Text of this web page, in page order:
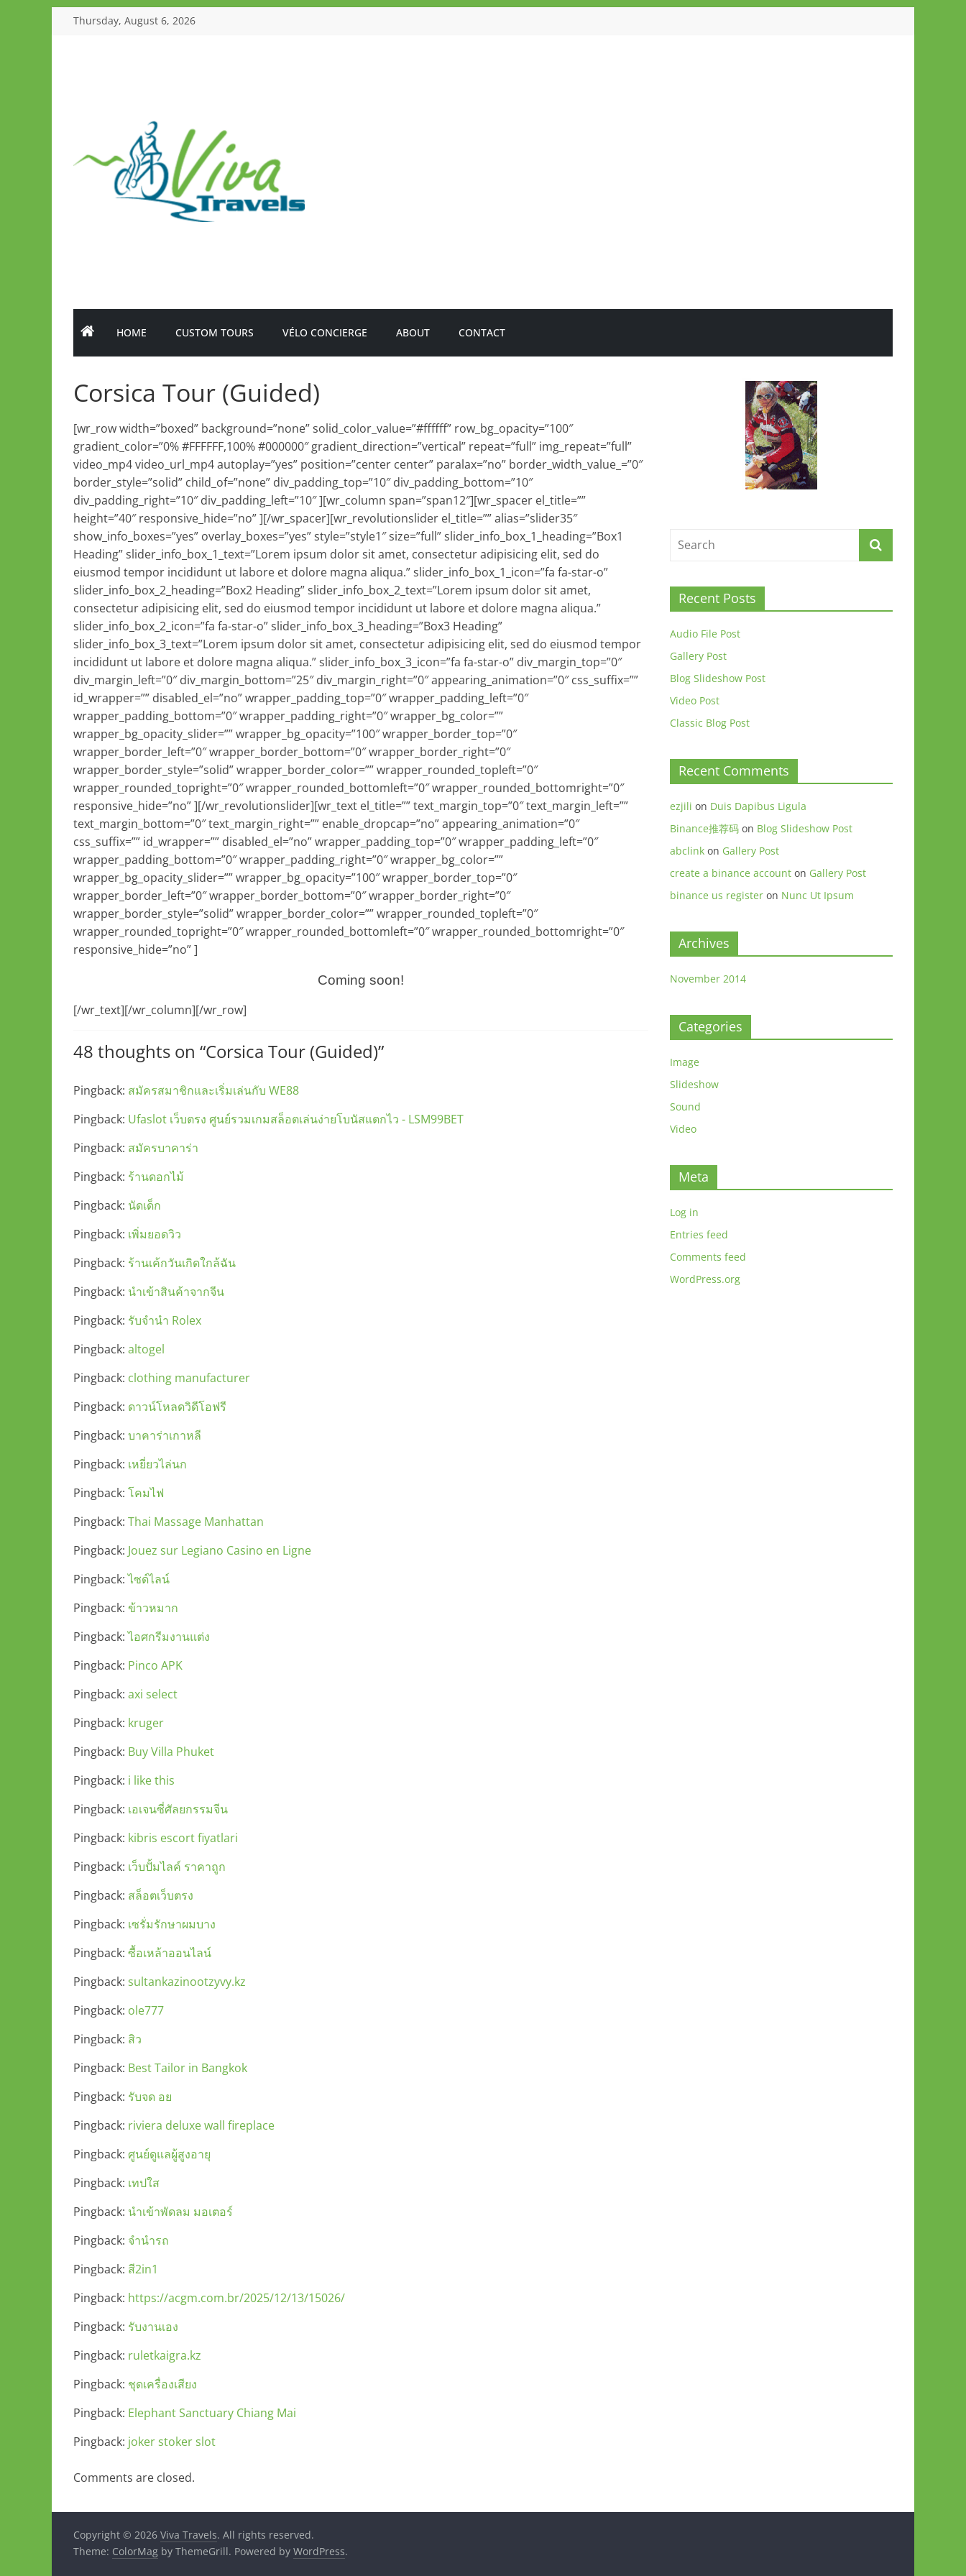
Thursday, August 6, 2026
Viva
Travels
HOME CUSTOM TOURS VÉLO CONCIERGE ABOUT CONTACT
Corsica Tour (Guided)
[wr_row width=”boxed” background=”none” solid_color_value=”#ffffff” row_bg_opacity=”100″
gradient_color=”0% #FFFFFF,100% #000000″ gradient_direction=”vertical” repeat=”full” img_repeat=”full”
video_mp4 video_url_mp4 autoplay=”yes” position=”center center” paralax=”no” border_width_value_=”0″
border_style=”solid” child_of=”none” div_padding_top=”10″ div_padding_bottom=”10″
div_padding_right=”10″ div_padding_left=”10″ ][wr_column span=”span12″][wr_spacer el_title=””
height=”40″ responsive_hide=”no” ][/wr_spacer][wr_revolutionslider el_title=”” alias=”slider35″
show_info_boxes=”yes” overlay_boxes=”yes” style=”style1″ size=”full” slider_info_box_1_heading=”Box1
Heading” slider_info_box_1_text=”Lorem ipsum dolor sit amet, consectetur adipisicing elit, sed do
eiusmod tempor incididunt ut labore et dolore magna aliqua.” slider_info_box_1_icon=”fa fa-star-o”
slider_info_box_2_heading=”Box2 Heading” slider_info_box_2_text=”Lorem ipsum dolor sit amet,
consectetur adipisicing elit, sed do eiusmod tempor incididunt ut labore et dolore magna aliqua.”
slider_info_box_2_icon=”fa fa-star-o” slider_info_box_3_heading=”Box3 Heading”
slider_info_box_3_text=”Lorem ipsum dolor sit amet, consectetur adipisicing elit, sed do eiusmod tempor
incididunt ut labore et dolore magna aliqua.” slider_info_box_3_icon=”fa fa-star-o” div_margin_top=”0″
div_margin_left=”0″ div_margin_bottom=”25″ div_margin_right=”0″ appearing_animation=”0″ css_suffix=””
id_wrapper=”” disabled_el=”no” wrapper_padding_top=”0″ wrapper_padding_left=”0″
wrapper_padding_bottom=”0″ wrapper_padding_right=”0″ wrapper_bg_color=””
wrapper_bg_opacity_slider=”” wrapper_bg_opacity=”100″ wrapper_border_top=”0″
wrapper_border_left=”0″ wrapper_border_bottom=”0″ wrapper_border_right=”0″
wrapper_border_style=”solid” wrapper_border_color=”” wrapper_rounded_topleft=”0″
wrapper_rounded_topright=”0″ wrapper_rounded_bottomleft=”0″ wrapper_rounded_bottomright=”0″
responsive_hide=”no” ][/wr_revolutionslider][wr_text el_title=”” text_margin_top=”0″ text_margin_left=””
text_margin_bottom=”0″ text_margin_right=”” enable_dropcap=”no” appearing_animation=”0″
css_suffix=”” id_wrapper=”” disabled_el=”no” wrapper_padding_top=”0″ wrapper_padding_left=”0″
wrapper_padding_bottom=”0″ wrapper_padding_right=”0″ wrapper_bg_color=””
wrapper_bg_opacity_slider=”” wrapper_bg_opacity=”100″ wrapper_border_top=”0″
wrapper_border_left=”0″ wrapper_border_bottom=”0″ wrapper_border_right=”0″
wrapper_border_style=”solid” wrapper_border_color=”” wrapper_rounded_topleft=”0″
wrapper_rounded_topright=”0″ wrapper_rounded_bottomleft=”0″ wrapper_rounded_bottomright=”0″
responsive_hide=”no” ]
Coming soon!
[/wr_text][/wr_column][/wr_row]
48 thoughts on “Corsica Tour (Guided)”
Pingback: สมัครสมาชิกและเริ่มเล่นกับ WE88
Pingback: Ufaslot เว็บตรง ศูนย์รวมเกมสล็อตเล่นง่ายโบนัสแตกไว - LSM99BET
Pingback: สมัครบาคาร่า
Pingback: ร้านดอกไม้
Pingback: นัดเด็ก
Pingback: เพิ่มยอดวิว
Pingback: ร้านเค้กวันเกิดใกล้ฉัน
Pingback: นำเข้าสินค้าจากจีน
Pingback: รับจำนำ Rolex
Pingback: altogel
Pingback: clothing manufacturer
Pingback: ดาวน์โหลดวิดีโอฟรี
Pingback: บาคาร่าเกาหลี
Pingback: เหยี่ยวไล่นก
Pingback: โคมไฟ
Pingback: Thai Massage Manhattan
Pingback: Jouez sur Legiano Casino en Ligne
Pingback:ไซด์ไลน์
Pingback: ข้าวหมาก
Pingback:ไอศกรีมงานแต่ง
Pingback: Pinco APK
Pingback: axi select
Pingback: kruger
Pingback: Buy Villa Phuket
Pingback: i like this
Pingback: เอเจนซี่ศัลยกรรมจีน
Pingback: kibris escort fiyatlari
Pingback: เว็บปั้มไลค์ ราคาถูก
Pingback: สล็อตเว็บตรง
Pingback: เซรั่มรักษาผมบาง
Pingback: ซื้อเหล้าออนไลน์
Pingback: sultankazinootzyvy.kz
Pingback: ole777
Pingback: สิว
Pingback: Best Tailor in Bangkok
Pingback: รับจด อย
Pingback: riviera deluxe wall fireplace
Pingback: ศูนย์ดูแลผู้สูงอายุ
Pingback: เทปใส
Pingback: นำเข้าพัดลม มอเตอร์
Pingback: จำนำรถ
Pingback: สี2in1
Pingback: https://acgm.com.br/2025/12/13/15026/
Pingback: รับงานเอง
Pingback: ruletkaigra.kz
Pingback: ชุดเครื่องเสียง
Pingback: Elephant Sanctuary Chiang Mai
Pingback: joker stoker slot
Comments are closed.
Recent Posts
Audio File Post
Gallery Post
Blog Slideshow Post
Video Post
Classic Blog Post
Recent Comments
ezjili on Duis Dapibus Ligula
Binance推荐码 on Blog Slideshow Post
abclink on Gallery Post
create a binance account on Gallery Post
binance us register on Nunc Ut Ipsum
Archives
November 2014
Categories
Image
Slideshow
Sound
Video
Meta
Log in
Entries feed
Comments feed
WordPress.org
Copyright © 2026 Viva Travels. All rights reserved.
Theme: ColorMag by ThemeGrill. Powered by WordPress.